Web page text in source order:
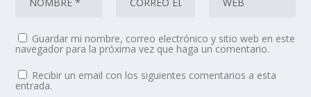
Guardar mi nombre, correo electrónico y sitio web en este
navegador para la próxima vez que haga un comentario.
Recibir un email con los siguientes comentarios a esta
entrada.